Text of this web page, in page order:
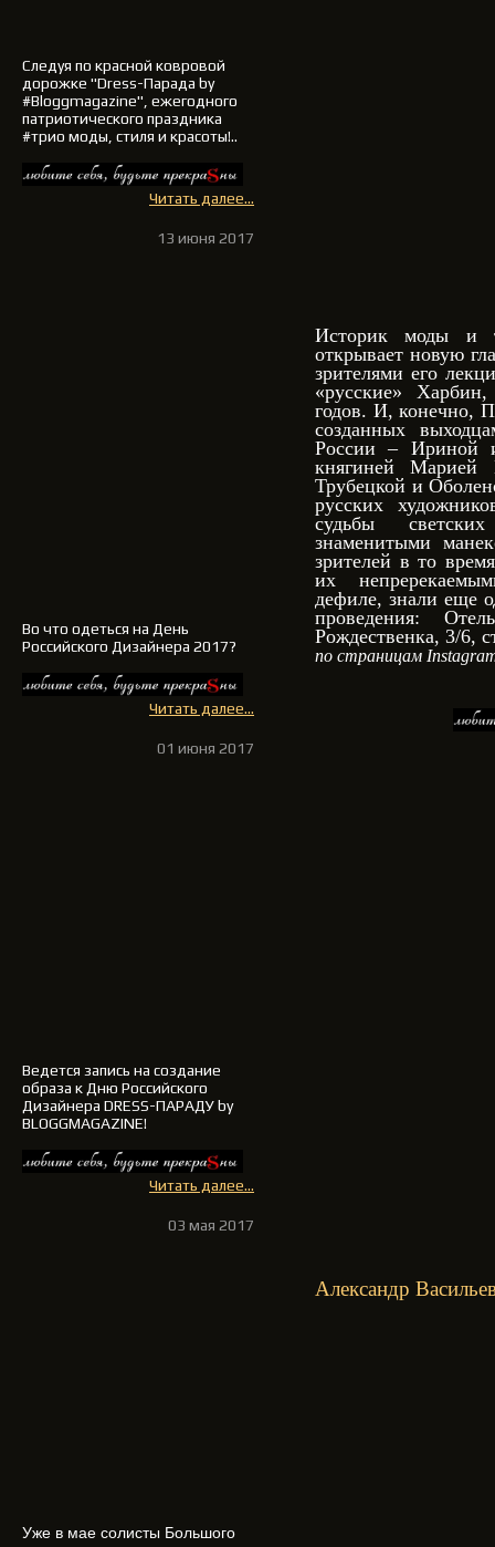
Следуя по красной ковровой
дорожке "Dress-Парада by
#Bloggmagazine" , ежегодного
патриотического праздника
#трио моды, стиля и красоты!..
Читать далее...
13 июня 2017
Во что одеться на День
Российского Дизайнера 2017?
Читать далее...
01 июня 2017
Ведется запись на создание
образа к Дню Российского
Дизайнера DRESS-ПАРАДУ by
BLOGGMAGAZINE!
Читать далее...
03 мая 2017
Уже в мае солисты Большого
Историк моды и
открывает новую
зрителями его
«русские»
годов. И, конечно,
созданных
России – Ириной
княгиней Марией
Трубецкой и
русских
судьбы
знаменитыми
зрителей в то
их
дефиле, знали еще
проведения:
Рождественка, 3/6,
по страницам
Александр